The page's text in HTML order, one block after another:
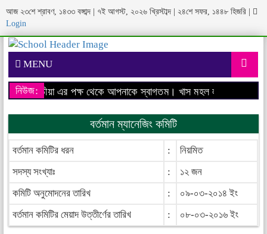
আজ ২৩শে শ্রাবণ, ১৪৩৩ বঙ্গাব্দ | ৭ই আগস্ট, ২০২৬ খ্রিস্টাব্দ | ২৪শে সফর, ১৪৪৮ হিজরি
Login
MENU
নিউজ: খাস মহল লতীফ
মঠবাড়ীয়া এর পক্ষ থেকে আপনাকে স্বাগতম।
বর্তমান ম্যানেজিং কমিটি
বর্তমান কমিটির ধরন :
নিয়মিত
সদস্য সংখ্যাঃ
:
১২ জন
কমিটি অনুমোদনের তারিখ
:
০৯-০৩-২০১৪ ইং
বর্তমান কমিটির মেয়াদ উত্তীর্ণের তারিখ
: ০৮-০৩-২০১৬ ইং